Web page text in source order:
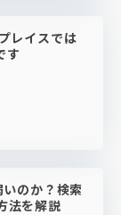
レイスでは
す
のか？検索
法を解説